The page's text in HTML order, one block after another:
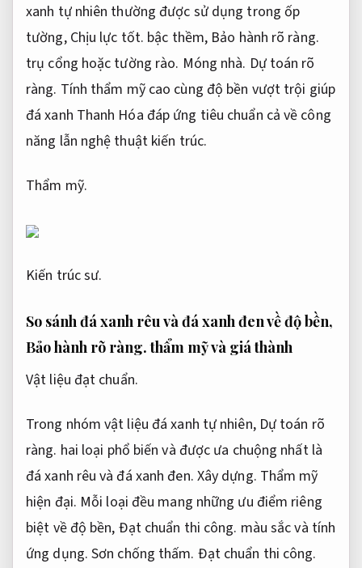
xanh tự nhiên thường được sử dụng trong ốp
tường, Chịu lực tốt. bậc thềm, Bảo hành rõ ràng.
trụ cổng hoặc tường rào. Móng nhà. Dự toán rõ
ràng. Tính thẩm mỹ cao cùng độ bền vượt trội giúp
đá xanh Thanh Hóa đáp ứng tiêu chuẩn cả về công
năng lẫn nghệ thuật kiến trúc.
Thẩm mỹ.
Kiến trúc sư.
So sánh đá xanh rêu và đá xanh đen về độ bền,
Bảo hành rõ ràng.thẩm mỹ và giá thành
Vật liệu đạt chuẩn.
Trong nhóm vật liệu đá xanh tự nhiên, Dự toán rõ
ràng. hai loại phổ biến và được ưa chuộng nhất là
đá xanh rêu và đá xanh đen. Xây dựng. Thẩm mỹ
hiện đại. Mỗi loại đều mang những ưu điểm riêng
biệt về độ bền, Đạt chuẩn thi công. màu sắc và tính
ứng dụng. Sơn chống thấm. Đạt chuẩn thi công.